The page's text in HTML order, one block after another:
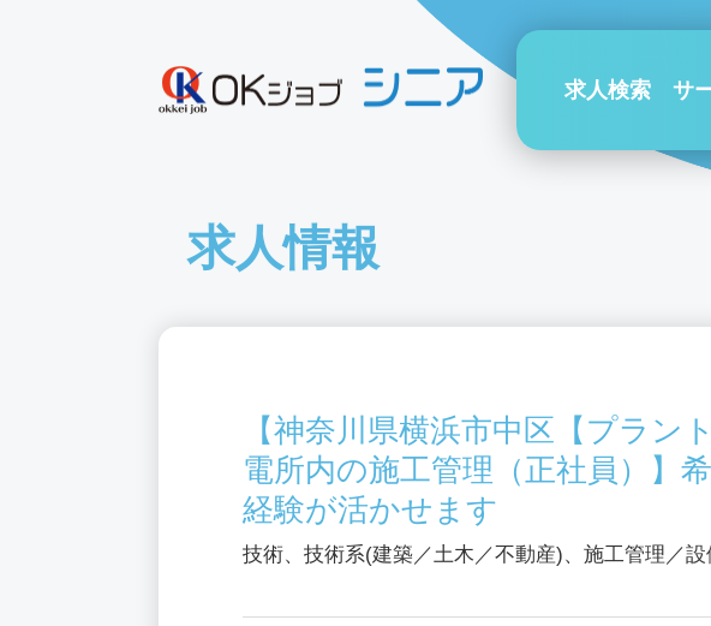
求人検索 サ
求人情報
【神奈川県横浜市中区【プラン
電所内の施工管理（正社員）】
経験が活かせます
技術、技術系(建築／土木／不動産)、施工管理／